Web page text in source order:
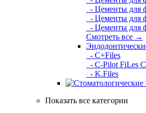
- Цементы для
- Цементы для
- Цементы для
Смотреть все →
- C+Files
- C-Pilot FiLes
- K.Files
Показать все категории